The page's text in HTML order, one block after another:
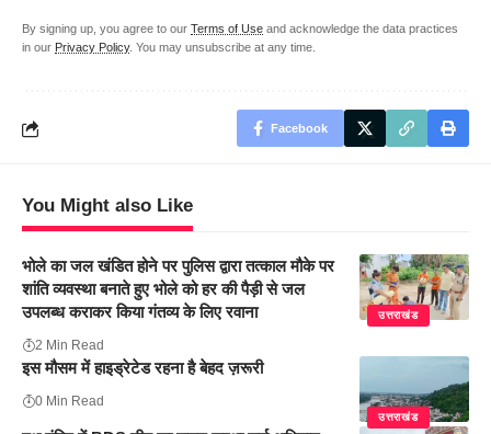
By signing up, you agree to our Terms of Use and acknowledge the data practices
in our Privacy Policy. You may unsubscribe at any time.
Facebook
You Might also Like
उत्तराखंड
भोले का जल खंडित होने पर पुलिस द्वारा तत्काल मौके पर
शांति व्यवस्था बनाते हुए भोले को हर की पैड़ी से जल
उपलब्ध कराकर किया गंतव्य के लिए रवाना
2 Min Read
उत्तराखंड
इस मौसम में हाइड्रेटेड रहना है बेहद ज़रूरी
0 Min Read